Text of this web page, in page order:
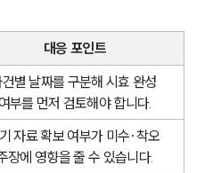
대응 포인트
별 날짜를 구분해 시효 완성
여부를 먼저 검토해야 합니다.
자료 확보 여부가 미수·착오
장에 영향을 줄 수 있습니다.